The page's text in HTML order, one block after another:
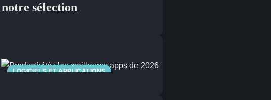
sélection
LOGICIELS ET APPLICATIONS